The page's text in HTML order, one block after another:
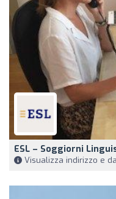
ESL – Soggiorni
Visualizza indirizzo e